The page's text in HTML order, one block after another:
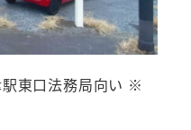
東口法務局向い ※